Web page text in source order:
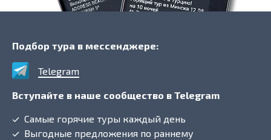
Подбор тура в мессенджере:
Telegram
Вступайте в наше сообщество в Telegram
Самые горячие туры каждый день
Выгодные предложения по раннему